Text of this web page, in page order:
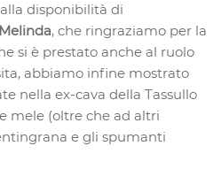
disponibilità di
, che ringraziamo per la
si è prestato anche al ruolo
abbiamo infine mostrato
nella ex-cava della Tassullo
mele (oltre che ad altri
e gli spumanti